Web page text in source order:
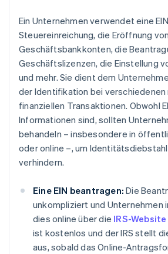
Ein Unternehmen verwendet eine
Steuereinreichung, die Eröffnung von
Geschäftsbankkonten, die
Geschäftslizenzen, die Einstellung
und mehr. Sie dient dem
der Identifikation bei verschiedenen
finanziellen Transaktionen. Obwohl
Informationen sind, sollten
behandeln – insbesondere in
oder online –, um
verhindern.
Eine EIN beantragen: Die
unkompliziert und Unternehmen
dies online über die IRS-Website
ist kostenlos und der IRS stellt
aus, sobald das Online-